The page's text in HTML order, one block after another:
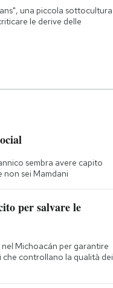
una piccola sottocultura
le derive delle
sembra avere capito
non sei Mamdani
per salvare le
Michoacán per garantire
controllano la qualità dei